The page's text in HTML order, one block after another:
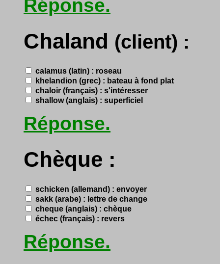
Réponse.
Chaland (client) :
calamus (latin) : roseau
khelandion (grec) : bateau à fond plat
chaloir (français) : s'intéresser
shallow (anglais) : superficiel
Réponse.
Chèque :
schicken (allemand) : envoyer
sakk (arabe) : lettre de change
cheque (anglais) : chèque
échec (français) : revers
Réponse.